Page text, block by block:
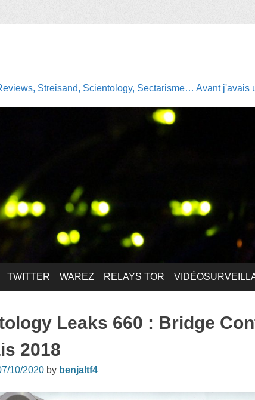
Streisand, Scientology, Sectarisme… Avant j'avais
TWITTER WAREZ RELAYS TOR
Leaks 660 : Bridge
2018
10/2020 by benjaltf4